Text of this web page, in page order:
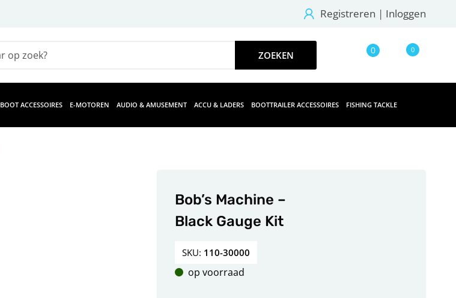
Registreren | Inloggen
0 0
BOOT ACCESSOIRES E-MOTOREN AUDIO & AMUSEMENT ACCU & LADERS BOOTTRAILER ACCESSOIRES FISHING TACKLE
Bob’s Machine –
Black Gauge Kit
SKU: 110-30000
op voorraad